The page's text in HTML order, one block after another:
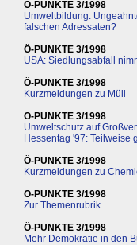
Ö-PUNKTE 3/1998
Umweltbildung:
falschen Adressaten?
Ö-PUNKTE 3/1998
USA: Siedlungsabfall
Ö-PUNKTE 3/1998
Kurzmeldungen zu Müll
Ö-PUNKTE 3/1998
Umweltschutz auf
Hessentag '97: Teilweise
Ö-PUNKTE 3/1998
Kurzmeldungen zu
Ö-PUNKTE 3/1998
Zur Themenrubrik
Ö-PUNKTE 3/1998
Mehr Demokratie in den